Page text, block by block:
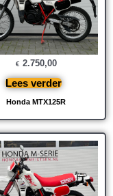
Honda MTX125R
€ 2.750,00
Lees verder